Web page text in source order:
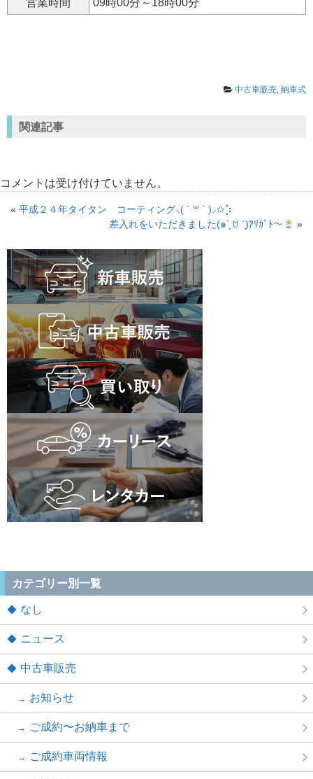
営業時間 09時00分～18時00分
中古車販売 納車式
関連記事
コメントは受け付けていません。
« 平成２４年タイタン コーティング⸜( ´ ꒳ ` )⸝✩︎⡱
差入れをいただきました(๑ˊ͈ ꇴ ˋ͈)ｱﾘｶﾞﾄ〜
»
カテゴリー別一覧
なし
ニュース
中古車販売
お知らせ
ご成約〜お納車まで
ご成約車両情報